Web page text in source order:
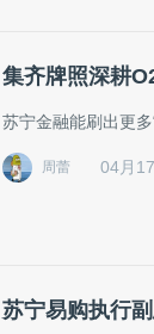
集齐牌照深耕
苏宁金融能刷出更多
周蕾 04月
苏宁易购执行